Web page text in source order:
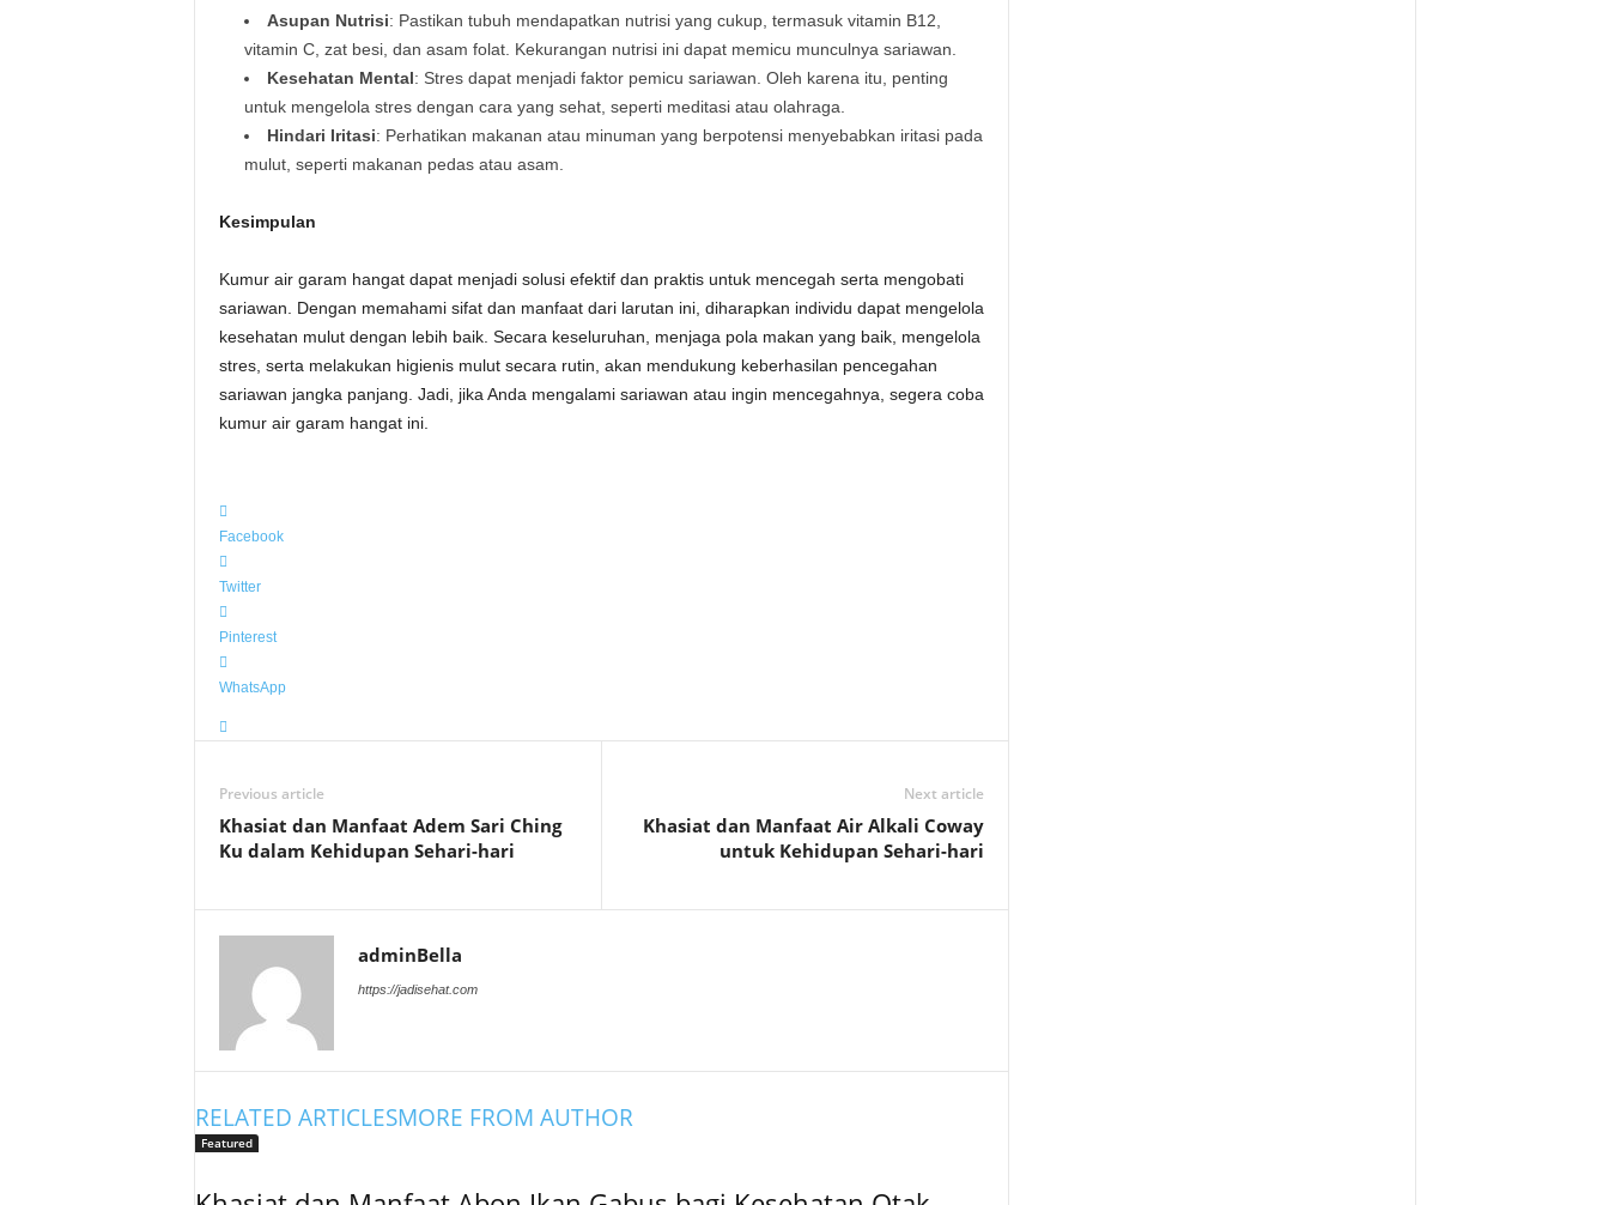
Asupan Nutrisi: Pastikan tubuh mendapatkan nutrisi yang cukup, termasuk vitamin B12,
vitamin C, zat besi, dan asam folat. Kekurangan nutrisi ini dapat memicu munculnya sariawan.
Kesehatan Mental: Stres dapat menjadi faktor pemicu sariawan. Oleh karena itu, penting
untuk mengelola stres dengan cara yang sehat, seperti meditasi atau olahraga.
Hindari Iritasi: Perhatikan makanan atau minuman yang berpotensi menyebabkan iritasi pada
mulut, seperti makanan pedas atau asam.
Kesimpulan
Kumur air garam hangat dapat menjadi solusi efektif dan praktis untuk mencegah serta mengobati
sariawan. Dengan memahami sifat dan manfaat dari larutan ini, diharapkan individu dapat mengelola
kesehatan mulut dengan lebih baik. Secara keseluruhan, menjaga pola makan yang baik, mengelola
stres, serta melakukan higienis mulut secara rutin, akan mendukung keberhasilan pencegahan
sariawan jangka panjang. Jadi, jika Anda mengalami sariawan atau ingin mencegahnya, segera coba
kumur air garam hangat ini.
Facebook
Twitter
Pinterest
WhatsApp
Previous article
Khasiat dan Manfaat Adem Sari Ching
Ku dalam Kehidupan Sehari-hari
Next article
Khasiat dan Manfaat Air Alkali Coway
untuk Kehidupan Sehari-hari
adminBella
https://jadisehat.com
RELATED ARTICLESMORE FROM AUTHOR
Featured